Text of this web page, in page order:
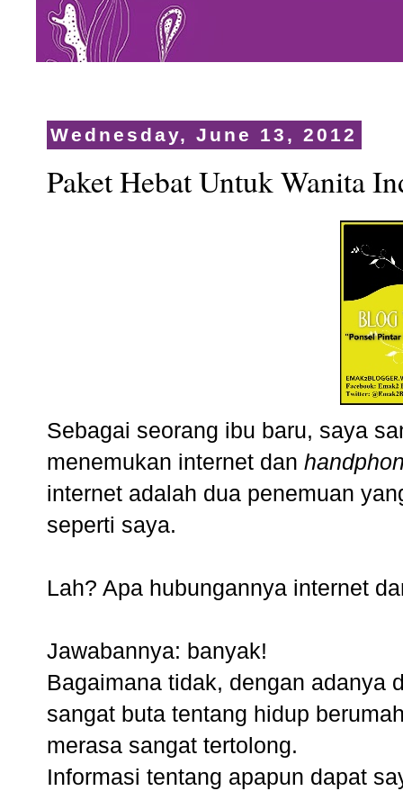
Wednesday, June 13, 2012
Paket Hebat Untuk Wanita
Sebagai seorang ibu baru, saya
menemukan internet dan
internet adalah dua penemuan
seperti saya.
Lah? Apa hubungannya internet
Jawabannya: banyak!
Bagaimana tidak, dengan adanya
sangat buta tentang hidup
merasa sangat tertolong.
Informasi tentang apapun dapat